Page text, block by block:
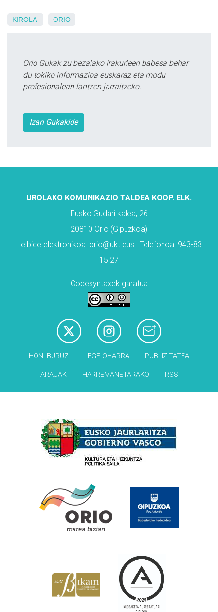
KIROLA ORIO
Orio Gukak zu bezalako irakurleen babesa behar
du tokiko informazioa euskaraz eta modu
profesionalean lantzen jarraitzeko.
Izan Gukakide
UROLAKO KOMUNIKAZIO TALDEA KOOP. ELK.
Eusko Gudari kalea, 26
20810 Orio (Gipuzkoa)
Helbide elektronikoa: orio@ukt.eus | Telefonoa: 943-83
15 27
Codesyntaxek garatua
HONI BURUZ LEGE OHARRA PUBLIZITATEA
ARAUAK HARREMANETARAKO RSS